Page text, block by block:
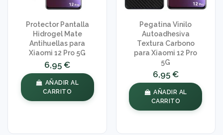
Protector Pantalla
Hidrogel Mate
Antihuellas para
Xiaomi 12 Pro 5G
6,95 €
AÑADIR AL
CARRITO
Pegatina Vinilo
Autoadhesiva
Textura Carbono
para Xiaomi 12 Pro
5G
6,95 €
AÑADIR AL
CARRITO